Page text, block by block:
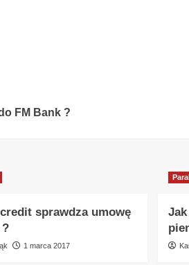
FM Bank ?
sprawdza umowę
1 marca 2017